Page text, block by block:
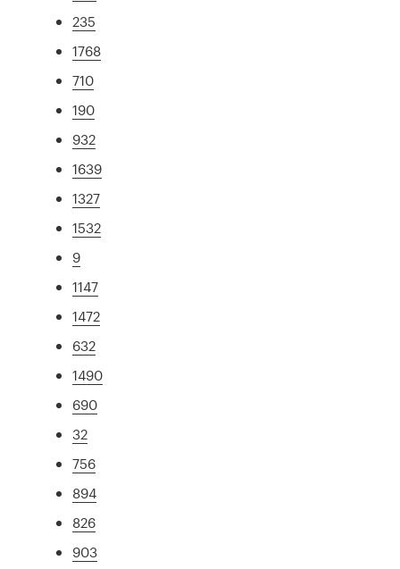
235
1768
710
190
932
1639
1327
1532
9
1147
1472
632
1490
690
32
756
894
826
903